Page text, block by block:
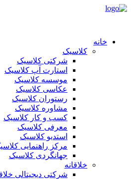
خانه
کلاسیک
شرکتی کلاسیک
استارت آپ کلاسیک
موسسه کلاسیک
عکاسی کلاسیک
رستوران کلاسیک
مشاوره کلاسیک
کسب و کار کلاسیک
معرفی کلاسیک
استدیو کلاسیک
مرکز راهنمایی
جهانگردی کلاسیک
خلاقانه
شرکتی دیجیتالی